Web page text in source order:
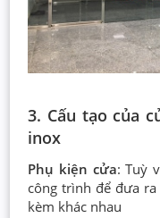
3. Cấu tạo của
inox
Phụ kiện cửa: Tuỳ
công trình để đưa
kèm khác nhau